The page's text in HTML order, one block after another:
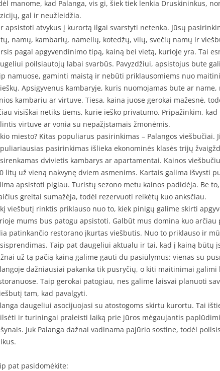
manome, kad Palanga, vis gi, šiek tiek lenkia Druskininkus,
gal ir neužleidžia.
apsistoti atvykus į kurortą ilgai svarstyti netenka. Jūsų
namų, kambarių, namelių, kotedžų, vilų, svečių namų ir
pagal apgyvendinimo tipą, kainą bei vietą, kurioje yra. Tai
poilsiautojų labai svarbūs. Pavyzdžiui, apsistojus bute
namuose, gaminti maistą ir nebūti priklausomiems nuo
Apsigyvenus kambaryje, kuris nuomojamas bute ar
kambariu ar virtuve. Tiesa, kaina juose gerokai mažesnė,
visiškai netiks tiems, kurie ieško privatumo. Pripažinkim, kad
virtuve ar vonia su nepažįstamais žmonėmis.
miesto? Kitas populiarus pasirinkimas – Palangos viešbučiai.
pasirinkimas išlieka ekonominės klasės trijų
dvivietis kambarys ar apartamentai. Kainos
litų už vieną nakvynę dviem asmenims. Kartais galima išvysti
apsistoti pigiau. Turistų sezono metu kainos padidėja. Be
greitai sumažėja, todėl rezervuoti reikėtų kuo anksčiau.
viešbutį rinktis priklauso nuo to, kiek pinigų galime skirti
mums bus patogu apsistoti. Galbūt mus domina kuo
patinkančio restorano įkurtas viešbutis. Nuo to priklauso ir
Taip pat daugeliui aktualu ir tai, kad į kainą būtų
už tą pačią kainą galime gauti du pasiūlymus: vienas su
dažniausiai pakanka tik pusryčių, o kiti maitinimai galimi
Taip gerokai patogiau, nes galime laisvai planuoti
tam, kad pavalgyti.
daugeliui asocijuojasi su atostogoms skirtu kurortu. Tai
ir turiningai praleisti laiką prie jūros mėgaujantis
Juk Palanga dažnai vadinama pajūrio sostine, todėl
pat pasidomėkite: